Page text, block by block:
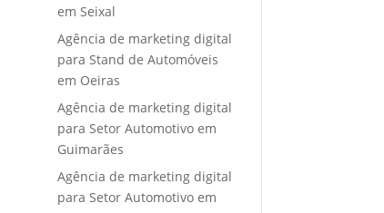
em Seixal
Agência de marketing digital
para Stand de Automóveis
em Oeiras
Agência de marketing digital
para Setor Automotivo em
Guimarães
Agência de marketing digital
para Setor Automotivo em